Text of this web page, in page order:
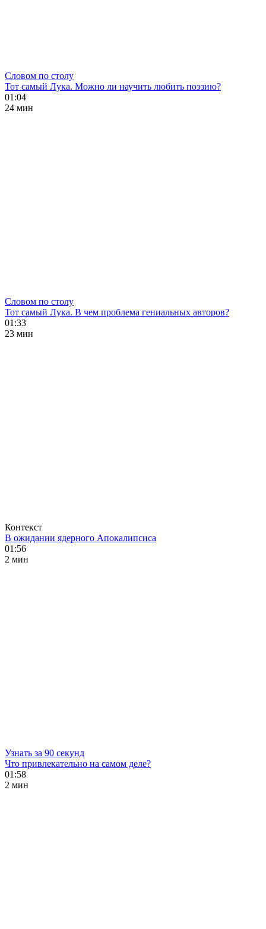
Словом по столу
Тот самый Лука. Можно ли научить любить поэзию?
01:04
24 мин
Словом по столу
Тот самый Лука. В чем проблема гениальных авторов?
01:33
23 мин
Контекст
В ожидании ядерного Апокалипсиса
01:56
2 мин
Узнать за 90 секунд
Что привлекательно на самом деле?
01:58
2 мин